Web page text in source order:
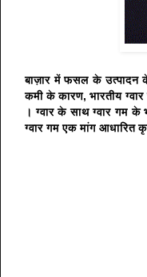
बाज़ार में फसल के उत्पादन
कमी के कारण, भारतीय ग्वार
। ग्वार के साथ ग्वार गम के
ग्वार गम एक मांग आधारित